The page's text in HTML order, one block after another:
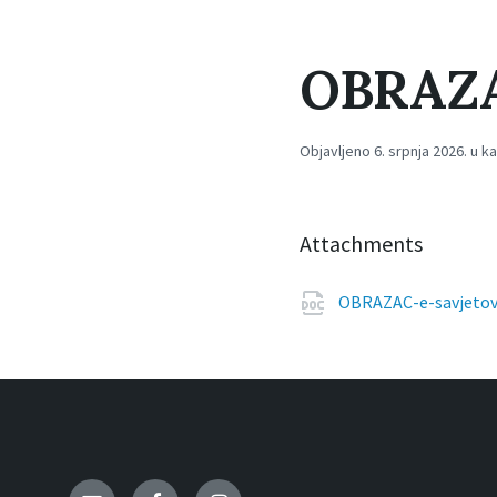
Objavljeno 6. srpnja 2026. u
Attachments
OBRAZAC-e-